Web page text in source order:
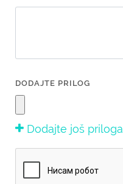
DODAJTE PRILOG
Dodajte još priloga